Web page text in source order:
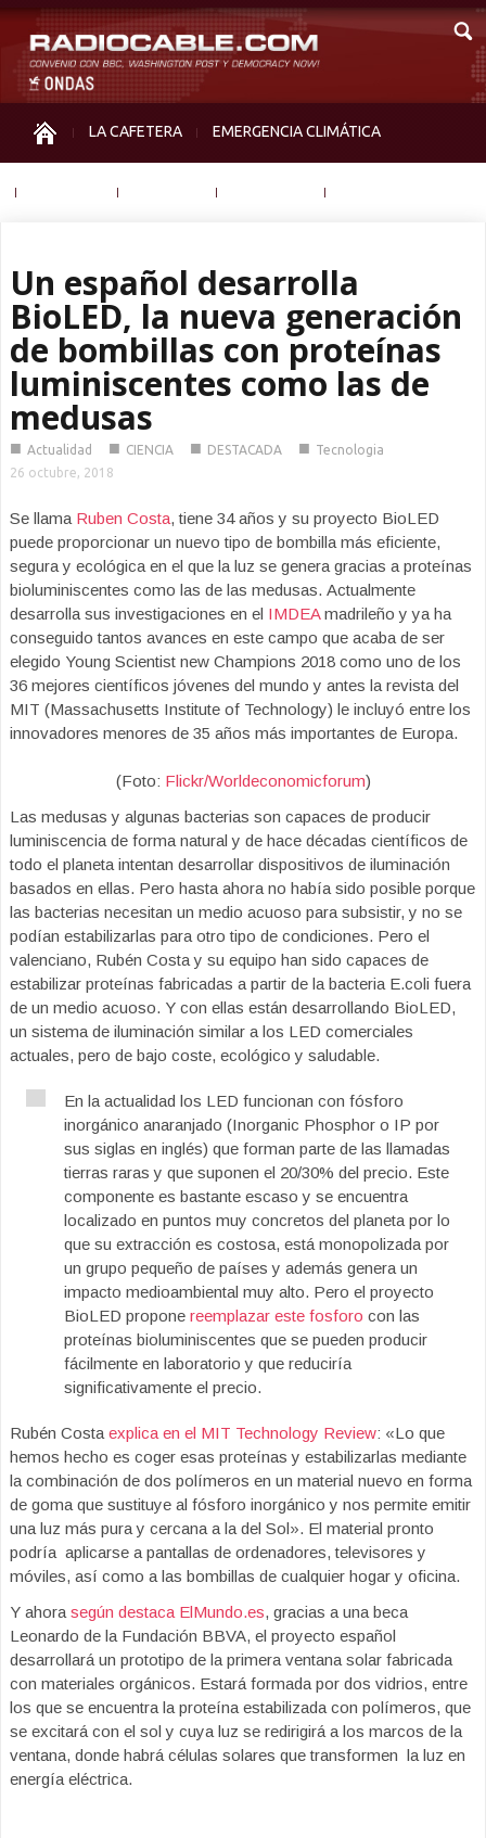
LA CAFETERA EMERGENCIA CLIMÁTICA
Un español desarrolla
BioLED, la nueva generación
de bombillas con proteínas
luminiscentes como las de
medusas
■ Actualidad ■ CIENCIA ■ DESTACADA ■ Tecnologia
26 octubre, 2018
Se llama Ruben Costa, tiene 34 años y su proyecto BioLED
puede proporcionar un nuevo tipo de bombilla más eficiente,
segura y ecológica en el que la luz se genera gracias a proteínas
bioluminiscentes como las de las medusas. Actualmente
desarrolla sus investigaciones en el IMDEAmadrileño y ya ha
conseguido tantos avances en este campo que acaba de ser
elegido Young Scientist new Champions 2018 como uno de los
36 mejores científicos jóvenes del mundo y antes la revista del
MIT (Massachusetts Institute of Technology) le incluyó entre los
innovadores menores de 35 años más importantes de Europa.
(Foto: Flickr/Worldeconomicforum)
Las medusas y algunas bacterias son capaces de producir
luminiscencia de forma natural y de hace décadas científicos de
todo el planeta intentan desarrollar dispositivos de iluminación
basados en ellas. Pero hasta ahora no había sido posible porque
las bacterias necesitan un medio acuoso para subsistir, y no se
podían estabilizarlas para otro tipo de condiciones. Pero el
valenciano, Rubén Costa y su equipo han sido capaces de
estabilizar proteínas fabricadas a partir de la bacteria E.coli fuera
de un medio acuoso. Y con ellas están desarrollando BioLED,
un sistema de iluminación similar a los LED comerciales
actuales, pero de bajo coste, ecológico y saludable.
En la actualidad los LED funcionan con fósforo
inorgánico anaranjado (Inorganic Phosphor o IP por
sus siglas en inglés) que forman parte de las llamadas
tierras raras y que suponen el 20/30% del precio. Este
componente es bastante escaso y se encuentra
localizado en puntos muy concretos del planeta por lo
que su extracción es costosa, está monopolizada por
un grupo pequeño de países y además genera un
impacto medioambiental muy alto. Pero el proyecto
BioLED propone reemplazar este fosforo con las
proteínas bioluminiscentes que se pueden producir
fácilmente en laboratorio y que reduciría
significativamente el precio.
Rubén Costa explica en el MIT Technology Review: «Lo que
hemos hecho es coger esas proteínas y estabilizarlas mediante
la combinación de dos polímeros en un material nuevo en forma
de goma que sustituye al fósforo inorgánico y nos permite emitir
una luz más pura y cercana a la del Sol». El material pronto
podría aplicarse a pantallas de ordenadores, televisores y
móviles, así como a las bombillas de cualquier hogar y oficina.
Y ahora según destaca ElMundo.es, gracias a una beca
Leonardo de la Fundación BBVA, el proyecto español
desarrollará un prototipo de la primera ventana solar fabricada
con materiales orgánicos. Estará formada por dos vidrios, entre
los que se encuentra la proteína estabilizada con polímeros, que
se excitará con el sol y cuya luz se redirigirá a los marcos de la
ventana, donde habrá células solares que transformen la luz en
energía eléctrica.